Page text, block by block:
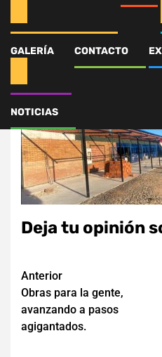
GALERÍA CONTACTO
NOTICIAS
Deja tu opinión
Navegación
de
entradas
Anterior
Obras para la gente,
avanzando a pasos
agigantados.